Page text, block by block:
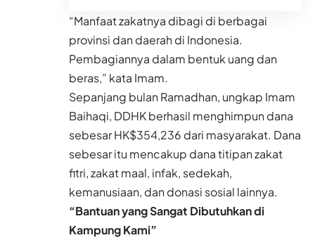
“Manfaat zakatnya dibagi di berbagai
provinsi dan daerah di Indonesia.
Pembagiannya dalam bentuk uang dan
beras,” kata Imam.
Sepanjang bulan Ramadhan, ungkap Imam
Baihaqi, DDHK berhasil menghimpun dana
sebesar HK$354,236 dari masyarakat. Dana
sebesar itu mencakup dana titipan zakat
fitri, zakat maal, infak, sedekah,
kemanusiaan, dan donasi sosial lainnya.
“Bantuan yang Sangat Dibutuhkan di
Kampung Kami”